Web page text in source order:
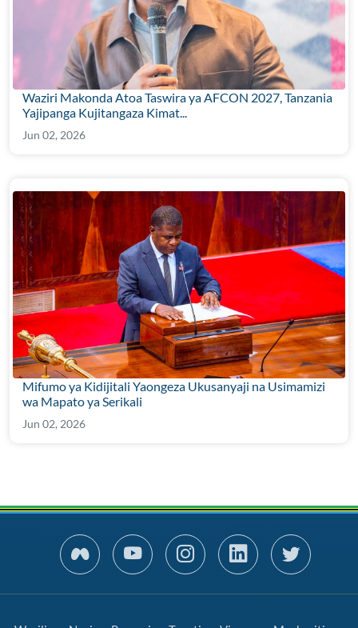
Waziri Makonda Atoa Taswira ya AFCON 2027, Tanzania
Yajipanga Kujitangaza Kimat...
Jun 02, 2026
Mifumo ya Kidijitali Yaongeza Ukusanyaji na Usimamizi
wa Mapato ya Serikali
Jun 02, 2026